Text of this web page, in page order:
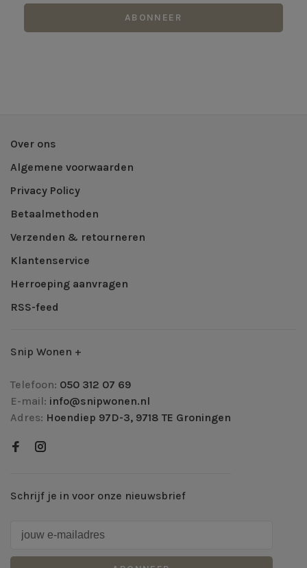
ABONNEER
Over ons
Algemene voorwaarden
Privacy Policy
Betaalmethoden
Verzenden & retourneren
Klantenservice
Herroeping aanvragen
RSS-feed
Snip Wonen +
Telefoon: 050 312 07 69
E-mail: info@snipwonen.nl
Adres: Hoendiep 97D-3, 9718 TE Groningen
Schrijf je in voor onze nieuwsbrief